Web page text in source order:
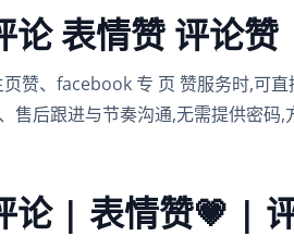
表情赞 评论赞
赞、facebook 专 页 赞服务时,可
售后跟进与节奏沟通,无需提供密
| 表情赞💗 |